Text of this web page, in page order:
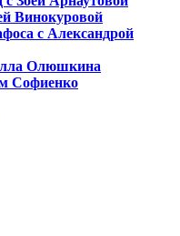
Винокуровой
с Александрой
Олюшкина
Софиенко